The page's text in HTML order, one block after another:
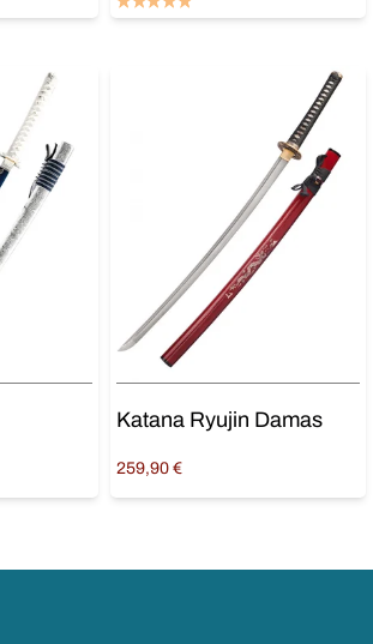
was:
139,90 €.
Katana Ryujin Damas
259,90 €
Ajouter au panier